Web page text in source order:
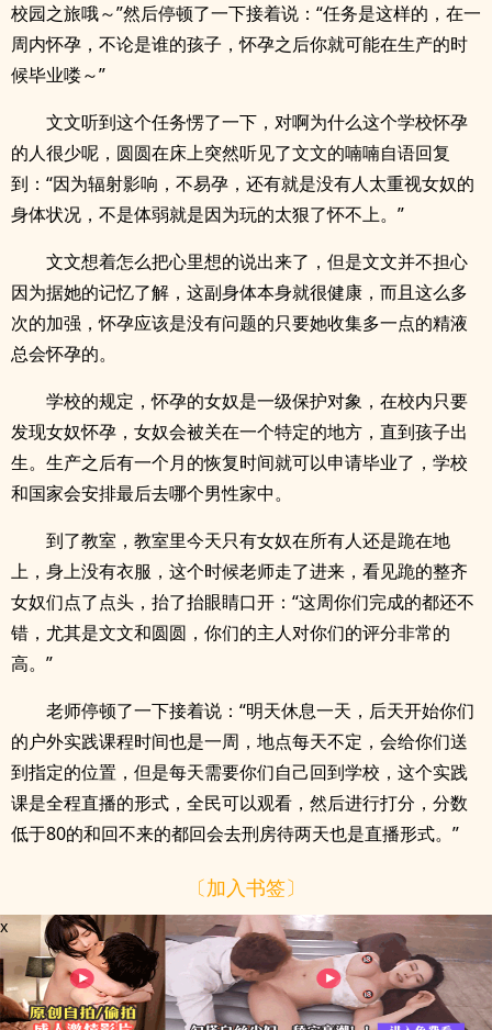
校园之旅哦～”然后停顿了一下接着说：“任务是这样的，在一
周内怀孕，不论是谁的孩子，怀孕之后你就可能在生产的时
候毕业喽～”
文文听到这个任务愣了一下，对啊为什么这个学校怀孕
的人很少呢，圆圆在床上突然听见了文文的喃喃自语回复
到：“因为辐射影响，不易孕，还有就是没有人太重视女奴的
身体状况，不是体弱就是因为玩的太狠了怀不上。”
文文想着怎么把心里想的说出来了，但是文文并不担心
因为据她的记忆了解，这副身体本身就很健康，而且这么多
次的加强，怀孕应该是没有问题的只要她收集多一点的精液
总会怀孕的。
学校的规定，怀孕的女奴是一级保护对象，在校内只要
发现女奴怀孕，女奴会被关在一个特定的地方，直到孩子出
生。生产之后有一个月的恢复时间就可以申请毕业了，学校
和国家会安排最后去哪个男性家中。
到了教室，教室里今天只有女奴在所有人还是跪在地
上，身上没有衣服，这个时候老师走了进来，看见跪的整齐
女奴们点了点头，抬了抬眼睛口开：“这周你们完成的都还不
错，尤其是文文和圆圆，你们的主人对你们的评分非常的
高。”
老师停顿了一下接着说：“明天休息一天，后天开始你们
的户外实践课程时间也是一周，地点每天不定，会给你们送
到指定的位置，但是每天需要你们自己回到学校，这个实践
课是全程直播的形式，全民可以观看，然后进行打分，分数
低于80的和回不来的都回会去刑房待两天也是直播形式。”
〔加入书签〕
x